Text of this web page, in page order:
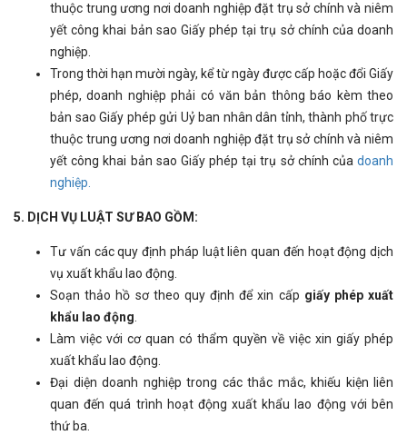
thuộc trung ương nơi doanh nghiệp đặt trụ sở chính và niêm
yết công khai bản sao Giấy phép tại trụ sở chính của doanh
nghiệp.
Trong thời hạn mười ngày, kể từ ngày được cấp hoặc đổi Giấy
phép, doanh nghiệp phải có văn bản thông báo kèm theo
bản sao Giấy phép gửi Uỷ ban nhân dân tỉnh, thành phố trực
thuộc trung ương nơi doanh nghiệp đặt trụ sở chính và niêm
yết công khai bản sao Giấy phép tại trụ sở chính của doanh
nghiệp.
5. DỊCH VỤ LUẬT SƯ BAO GỒM:
Tư vấn các quy định pháp luật liên quan đến hoạt động dịch
vụ xuất khẩu lao động.
Soạn thảo hồ sơ theo quy định để xin cấp giấy phép xuất
khẩu lao động
Làm việc với cơ quan có thẩm quyền về việc xin giấy phép
xuất khẩu lao động.
Đại diện doanh nghiệp trong các thắc mắc, khiếu kiện liên
quan đến quá trình hoạt động xuất khẩu lao động với bên
thứ ba.